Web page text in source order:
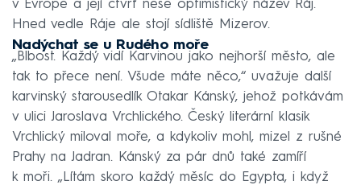
v Evropě a její čtvrť nese optimistický název Ráj.
Hned vedle Ráje ale stojí sídliště Mizerov.
Nadýchat se u Rudého moře
„Blbost. Každý vidí Karvinou jako nejhorší město, ale
tak to přece není. Všude máte něco,“ uvažuje další
karvinský starousedlík Otakar Kánský, jehož potkávám
v ulici Jaroslava Vrchlického. Český literární klasik
Vrchlický miloval moře, a kdykoliv mohl, mizel z rušné
Prahy na Jadran. Kánský za pár dnů také zamíří
k moři. „Lítám skoro každý měsíc do Egypta, i když